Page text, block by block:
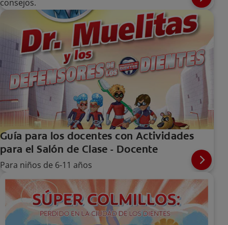
consejos.
Guía para los docentes con Actividades
para el Salón de Clase - Docente
Para niños de 6-11 años